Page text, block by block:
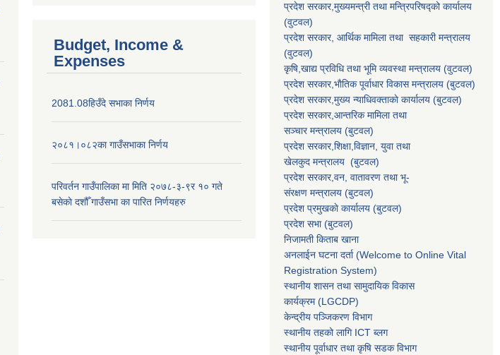
Budget, Income &
Expenses
2081.08हिउँदे सभाका निर्णय
२०८१।०८२का गाउँसभाका निर्णय
परिवर्तन गाउँपालिका मा मिति २०७८-३-९र १० गते
बसेकाे दशौँ गाउँसभा का पारित निर्णयहरु
प्रदेश सरकार,मुख्यमन्त्री तथा मन्त्रिपरिषद्को कार्यालय
(वुटवल)
प्रदेश सरकार, आर्थिक मामिला तथा सहकारी मन्त्रालय
(वुटवल)
कृषि,खाद्य प्रविधि तथा भूमि व्यवस्था मन्त्रालय (वुटवल)
प्रदेश सरकार,भाैतिक पूर्वाधार विकास मन्त्रालय (बुटवल)
प्रदेश सरकार,मुख्य न्याधिवक्ताकाे कार्यालय (बुटवल)
प्रदेश सरकार,आन्तरिक मामिला तथा
सञ्चार मन्त्रालय (बुटवल)
प्रदेश सरकार,शिक्षा,विज्ञान, युवा तथा
खेलकुद मन्त्रालय (बुटवल)
प्रदेश सरकार,वन, वातावरण तथा भू-
संरक्षण मन्त्रालय (बुटवल)
प्रदेश प्रमुखकाे कार्यालय (बुटवल)
प्रदेश सभा (बुटवल)
निजामती किताब खाना
अनलाईन घटना दर्ता (Welcome to Online Vital
Registration System)
स्थानीय शासन तथा सामुदायिक विकास
कार्यक्रम (LGCDP)
केन्द्रीय पञ्जिकरण विभाग
स्थानीय तहको लागि ICT ब्लग
स्थानीय पूर्वाधार तथा कृषि सडक विभाग